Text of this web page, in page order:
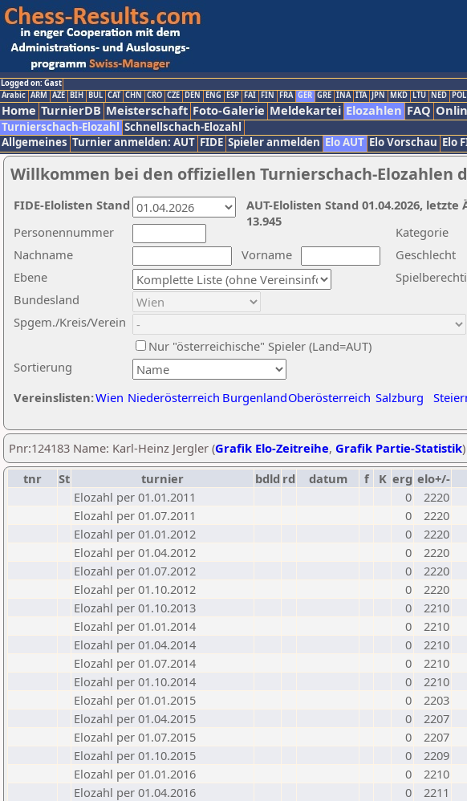
Logged on: Gast
Arabic ARM AZE BIH BUL CAT CHN CRO CZE DEN ENG ESP FAI FIN FRA GER GRE INA ITA JPN MKD LTU NED POL
Home TurnierDB Meisterschaft Foto-Galerie Meldekartei Elozahlen FAQ
Turnierschach-Elozahl Schnellschach-Elozahl
Allgemeines Turnier anmelden: AUT FIDE Spieler anmelden Elo AUT Elo Vorschau Elo
Willkommen bei den offiziellen Turnierschach-Elozahlen
Nachname
Vorname
Ebene
Kategorie
Sortierung
Personennummer
Bundesland
Spgem./Kreis/Verein
Geschlecht
Nur "österreichische" Spieler (Land=AUT)
Vereinslisten:Wien Niederösterreich BurgenlandOberösterreich Salzburg
AUT-Elolisten Stand 01.04.2026,
13.945
FIDE-Elolisten Stand
Pnr:124183 Name: Karl-Heinz Jergler (Grafik Elo-Zeitreihe, Grafik Partie-Statistik)
tnr
St turnier bdld rd datum f K erg elo+/-
Elozahl per 01.01.2011
0
2220
Elozahl per 01.07.2011
0
2220
Elozahl per 01.01.2012
0
2220
Elozahl per 01.04.2012
0
2220
Elozahl per 01.07.2012
0
2220
Elozahl per 01.10.2012
0
2220
Elozahl per 01.10.2013
0
2210
Elozahl per 01.01.2014
0
2210
Elozahl per 01.04.2014
0
2210
Elozahl per 01.07.2014
0
2210
Elozahl per 01.10.2014
0
2210
Elozahl per 01.01.2015
0
2203
Elozahl per 01.04.2015
0
2207
Elozahl per 01.07.2015
0
2207
Elozahl per 01.10.2015
0
2209
Elozahl per 01.01.2016
0
2210
Elozahl per 01.04.2016
0
2211